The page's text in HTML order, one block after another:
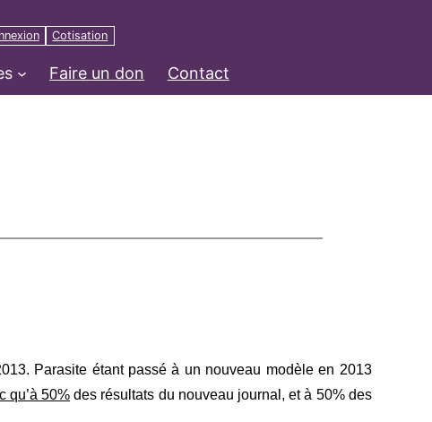
Cotisation
Faire un don Contact
Parasite étant pas­sé à un nou­veau modèle en 2013
qu’à 50% des résul­tats du nou­veau jour­nal, et à 50% des